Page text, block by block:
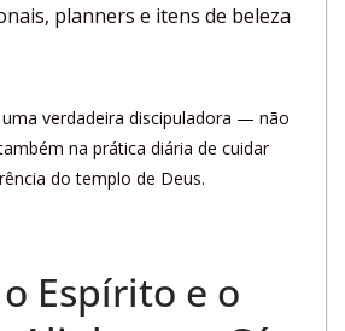
planners e itens de beleza
verdadeira discipuladora — não
na prática diária de cuidar
do templo de Deus.
Espírito e o